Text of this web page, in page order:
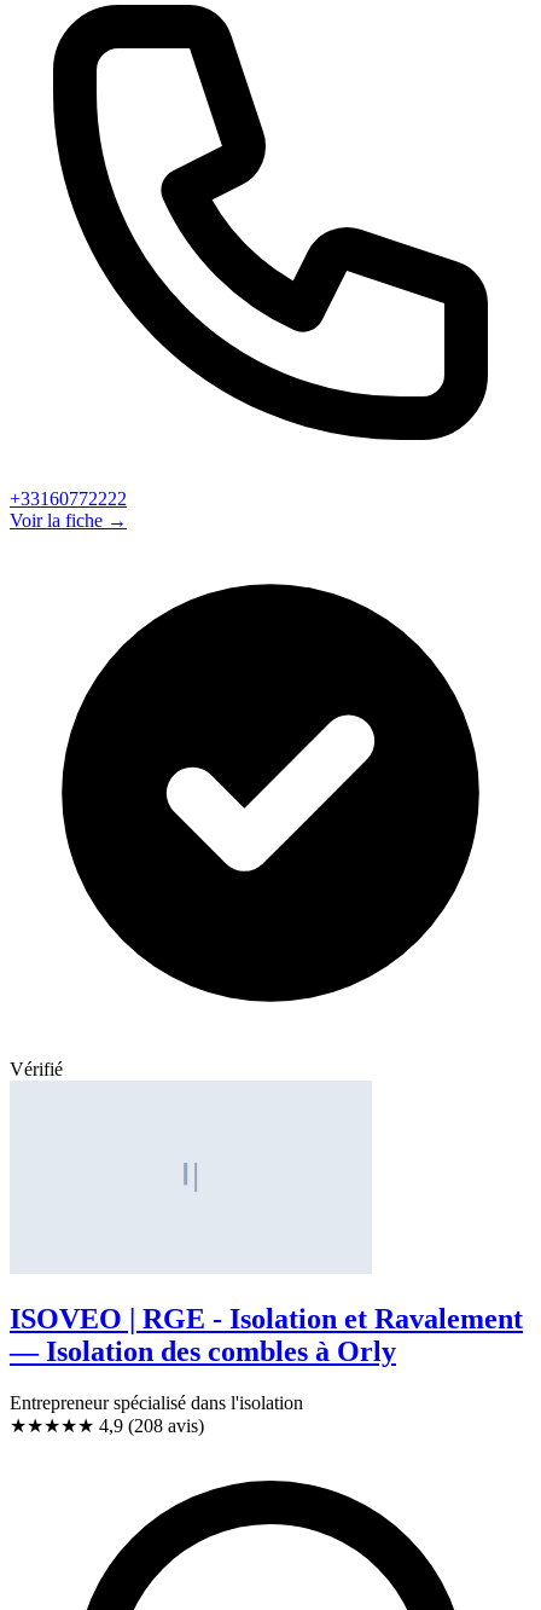
+33160772222
Voir la fiche →
Vérifié
ISOVEO | RGE - Isolation et Ravalement
— Isolation des combles à Orly
Entrepreneur spécialisé dans l'isolation
★★★★★ 4,9 (208 avis)